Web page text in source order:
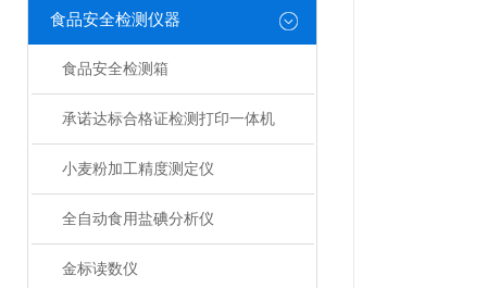
食品安全检测仪器
食品安全检测箱
承诺达标合格证检测打印一体机
小麦粉加工精度测定仪
全自动食用盐碘分析仪
金标读数仪